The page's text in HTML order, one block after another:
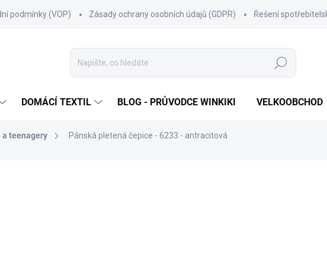
podmínky (VOP) Zásady ochrany osobních údajů (GDPR) Řešení
Hledat
DOMÁCÍ TEXTIL BLOG - PRŮVODCE WINKIKI VELKOOBCHOD
a teenagery Pánská pletená čepice - 6233 - antracitová